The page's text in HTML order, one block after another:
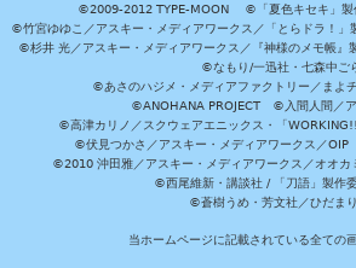
©2009-2012 TYPE-MOON ©「夏色キセキ」製
©竹宮ゆゆこ／アスキー・メディアワークス／「とらドラ！
©杉井 光／アスキー・メディアワークス／『神様のメモ帳
©なもり/一迅社・七森中
©あさのハジメ・メディアファクトリー／ま
©ANOHANA PROJECT ©入間人間／ア
©高津カリノ／スクウェアエニックス・「
©伏見つかさ／アスキー・メディアワークス／
©2010 沖田雅／アスキー・メディアワークス／オオ
©西尾維新・講談社 / 「刀語」製作
©蒼樹うめ・芳文社／ひだま
当ホームページに記載されている全ての